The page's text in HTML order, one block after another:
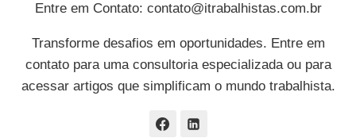
Entre em Contato: contato@itrabalhistas.com.br
Transforme desafios em oportunidades. Entre em
contato para uma consultoria especializada ou para
acessar artigos que simplificam o mundo trabalhista.